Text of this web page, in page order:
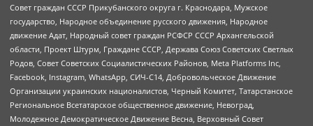
Совет граждан СССР Прикубанского округа г. Краснодара, Мужское
государство, Народное объединение русского движения, Народное
движение Адат, Народный совет граждан РСФСР СССР Архангельской
области, Проект Штурм, Граждане СССР, Держава Союз Советских Светлых
Родов, Совет Советских Социалистических Районов, Meta Platforms Inc,
Facebook, Instagram, WhatsApp, СИЧ-С14, Добровольческое Движение
Организации украинских националистов, Черный Комитет, Татарстанское
Региональное Всетатарское общественное движение, Невоград,
Молодежное Демократическое Движение Весна, Верховный Совет